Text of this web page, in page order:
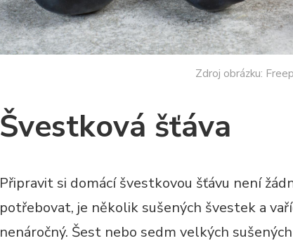
Zdroj obrázku:
Švestková šťáva
Připravit si domácí švestkovou šťávu není
potřebovat, je několik sušených švestek a
nenáročný. Šest nebo sedm velkých